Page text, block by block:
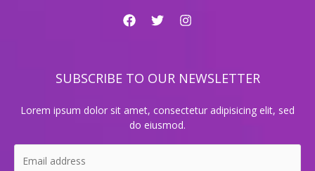
SUBSCRIBE TO OUR NEWSLETTER
Lorem ipsum dolor sit amet, consectetur adipisicing elit, sed
do eiusmod.